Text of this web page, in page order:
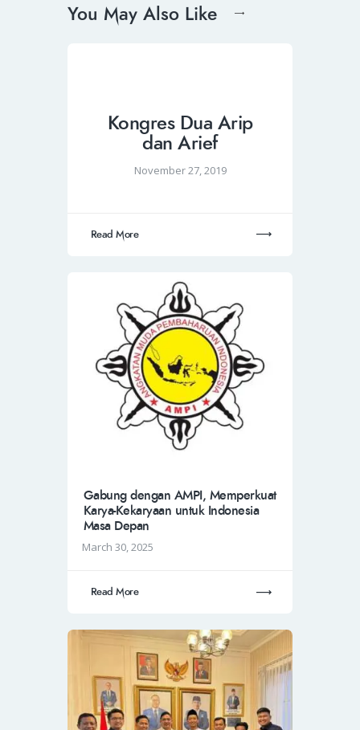
You May Also Like
Kongres Dua Arip
dan Arief
November 27, 2019
Read More
Gabung dengan AMPI, Memperkuat
Karya-Kekaryaan untuk Indonesia
Masa Depan
March 30, 2025
Read More